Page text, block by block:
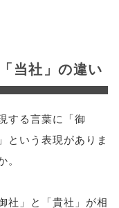
当社」の違い
する言葉に「御
という表現がありま
社」と「貴社」が相